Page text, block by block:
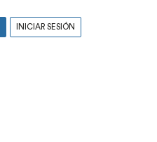
INICIAR SESIÓN